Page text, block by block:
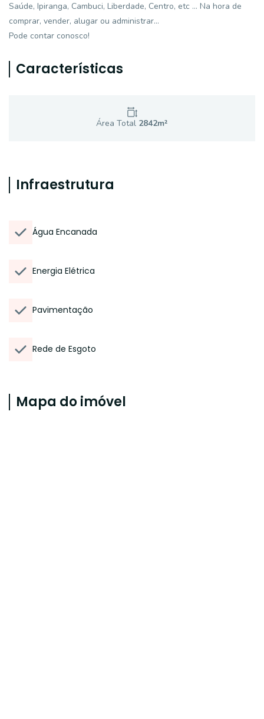
Saúde, Ipiranga, Cambuci, Liberdade, Centro, etc ... Na hora de
comprar, vender, alugar ou administrar...
Pode contar conosco!
Características
Área Total 2842m²
Infraestrutura
Água Encanada
Energia Elétrica
Pavimentação
Rede de Esgoto
Mapa do imóvel